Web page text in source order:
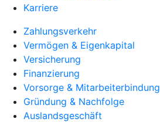
Karriere
Zahlungsverkehr
Vermögen & Eigenkapital
Versicherung
Finanzierung
Vorsorge & Mitarbeiterbindung
Gründung & Nachfolge
Auslandsgeschäft